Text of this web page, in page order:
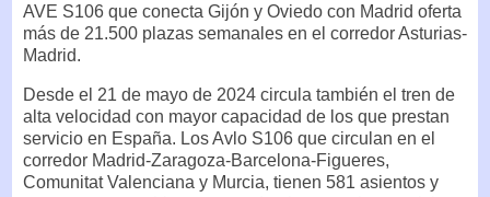
AVE S106 que conecta Gijón y Oviedo con Madrid oferta
más de 21.500 plazas semanales en el corredor Asturias-
Madrid.
Desde el 21 de mayo de 2024 circula también el tren de
alta velocidad con mayor capacidad de los que prestan
servicio en España. Los Avlo S106 que circulan en el
corredor Madrid-Zaragoza-Barcelona-Figueres,
Comunitat Valenciana y Murcia, tienen 581 asientos y